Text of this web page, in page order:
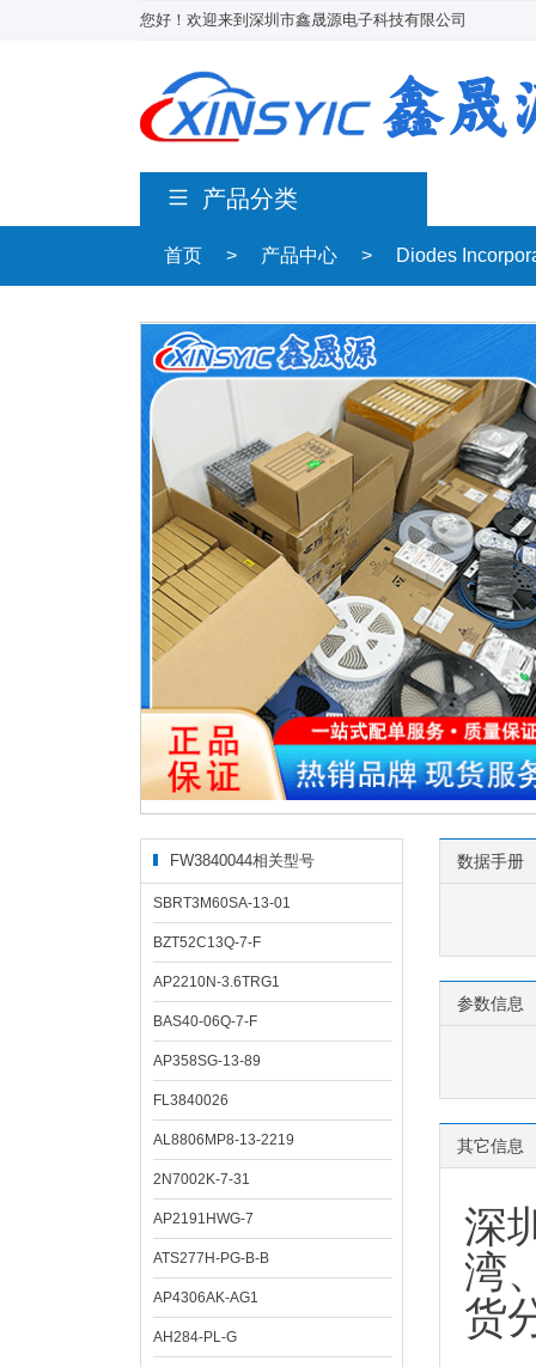
您好！欢迎来到深圳市鑫晟源电子科技有限公司
产品分类
首页 > 产品中心 > Diodes
FW3840044相关型号
SBRT3M60SA-13-01
BZT52C13Q-7-F
AP2210N-3.6TRG1
BAS40-06Q-7-F
AP358SG-13-89
FL3840026
AL8806MP8-13-2219
2N7002K-7-31
AP2191HWG-7
ATS277H-PG-B-B
AP4306AK-AG1
AH284-PL-G
数据手册
参数信息
其它信息
深
湾
货